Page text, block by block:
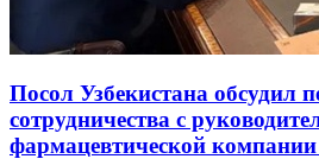
Посол Узбекистана обсудил
сотрудничества с
фармацевтической